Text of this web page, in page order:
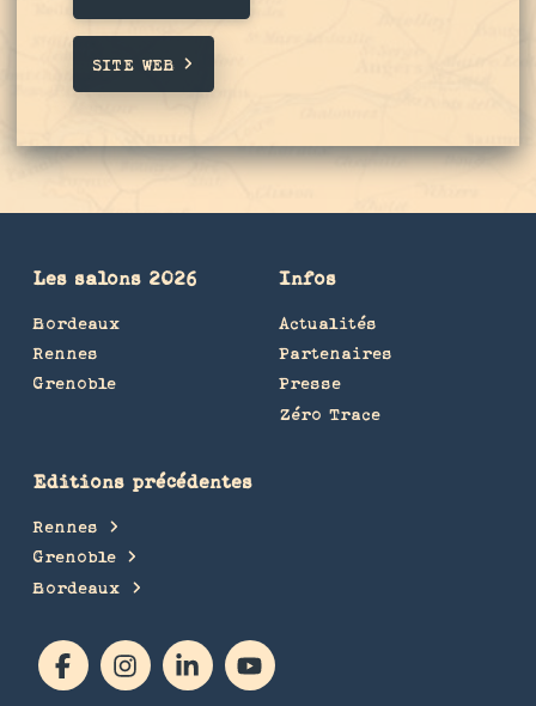
SITE WEB
Les salons 2026
Bordeaux
Rennes
Grenoble
Infos
Actualités
Partenaires
Presse
Zéro Trace
Editions précédentes
Rennes
Grenoble
Bordeaux